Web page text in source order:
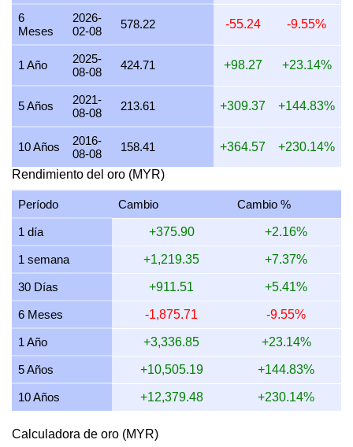
21 julio 2026 15,225.71 489,506.49
20 julio 2026 14,993.45 482.04
19 julio 2026
18 julio 2026 15,067.65 484,424.89
17 julio 2026 15,066.54 484.39
16 julio 2026
15,185.49
14 julio 2026 15,184.75 488,189.65
13 julio 2026 14,916.14 479.55 479,554.03
12 julio 2026 15,342.06 493.25 493,247.15
11 julio 2026 15,342.06 493.25 493,247.15
10 julio 2026 15,293.82 491.70 491,696.36
6
Meses
2026-
02-08
578.22 -55.24 -9.55%
1 Año
2025-
08-08
424.71 +98.27 +23.14%
5 Años
2021-
08-08
213.61 +309.37 +144.83%
10 Años
2016-
08-08
158.41 +364.57 +230.14%
Rendimiento del oro (MYR)
Período Cambio Cambio %
1 día +375.90 +2.16%
1 semana +1,219.35 +7.37%
30 Días +911.51 +5.41%
6 Meses -1,875.71 -9.55%
1 Año +3,336.85 +23.14%
5 Años +10,505.19 +144.83%
10 Años +12,379.48 +230.14%
Calculadora de oro (MYR)